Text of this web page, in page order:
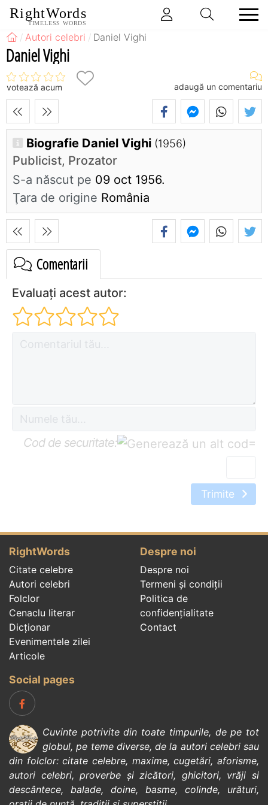
RightWords
TIMELESS WORDS
Autori celebri Daniel Vighi
Daniel Vighi
votează acum adaugă un comentariu
Biografie Daniel Vighi (1956)
Publicist, Prozator
S-a născut pe 09 oct 1956.
Ţara de origine România
Comentarii
Evaluați acest autor:
Cod de securitate: =
Trimite
RightWords
Citate celebre
Autori celebri
Folclor
Cenaclu literar
Dicționar
Evenimentele zilei
Articole
Despre noi
Despre noi
Termeni și condiții
Politica de
confidenţialitate
Contact
Social pages
Cuvinte potrivite din toate timpurile, de pe tot
globul, pe teme diverse, de la autori celebrisau
din folclor:citate celebre, maxime,cugetări,aforisme,
autori celebri,proverbe și zicători, ghicitori, vrăji si
descântece, balade, doine, basme, colinde, urături,